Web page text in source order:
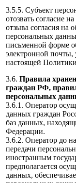
3.5.5. Субъект
отозвать согласие
отзыва согласия на
персональных
письменной форме
электронной почты,
настоящей
3.6. Правила
граждан РФ,
персональных
3.6.1. Оператор
данных граждан
баз данных,
Федерации.
3.6.2. Оператор до
передачи
иностранным
предполагается
данных,